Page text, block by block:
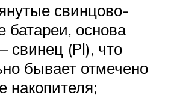
свинцово-
батареи, основа
свинец (Pl), что
бывает отмечено
накопителя;